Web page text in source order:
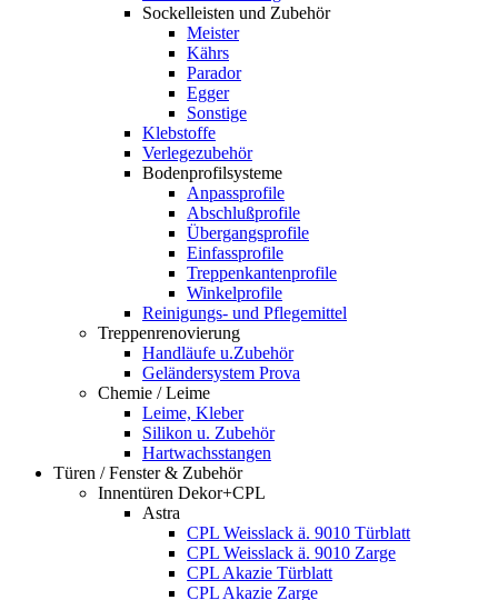
Sockelleisten und Zubehör
Meister
Kährs
Parador
Egger
Sonstige
Klebstoffe
Verlegezubehör
Bodenprofilsysteme
Anpassprofile
Abschlußprofile
Übergangsprofile
Einfassprofile
Treppenkantenprofile
Winkelprofile
Reinigungs- und Pflegemittel
Treppenrenovierung
Handläufe u.Zubehör
Geländersystem Prova
Chemie / Leime
Leime, Kleber
Silikon u. Zubehör
Hartwachsstangen
Türen / Fenster & Zubehör
Innentüren Dekor+CPL
Astra
CPL Weisslack ä. 9010 Türblatt
CPL Weisslack ä. 9010 Zarge
CPL Akazie Türblatt
CPL Akazie Zarge